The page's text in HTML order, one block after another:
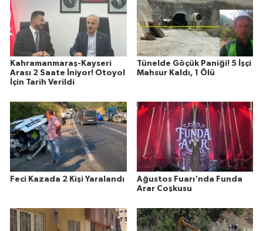
Kahramanmaraş-Kayseri
Arası 2 Saate İniyor! Otoyol
İçin Tarih Verildi
Tünelde Göçük Paniği! 5 İşçi
Mahsur Kaldı, 1 Ölü
Feci Kazada 2 Kişi Yaralandı
Ağustos Fuarı'nda Funda
Arar Coşkusu